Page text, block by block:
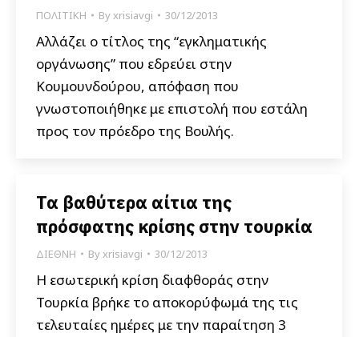
ΠΟΛΙΤΙΚΗ Byxrisiavgi 30/12/2013
Αλλάζει ο τίτλος της “εγκληματικής
οργάνωσης” που εδρεύει στην
Κουμουνδούρου, απόφαση που
γνωστοποιήθηκε με επιστολή που εστάλη
προς τον πρόεδρο της Βουλής.
Τα βαθύτερα αίτια της
πρόσφατης κρίσης στην τουρκία
ΔΙΕΘΝΗ Byxrisiavgi 30/12/2013
Η εσωτερική κρίση διαφθοράς στην
Τουρκία βρήκε το αποκορύφωμά της τις
τελευταίες ημέρες με την παραίτηση 3